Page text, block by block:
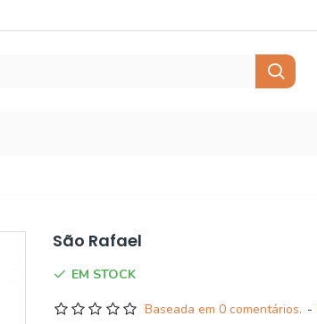
São Rafael
EM STOCK
Baseada em 0 comentários. -